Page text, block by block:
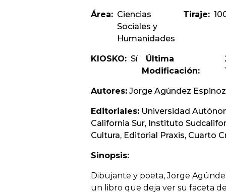
Área: Ciencias
Sociales y
Humanidades
Tiraje:
KIOSKO: Sí
Última
Modificación:
Autores: Jorge Agúndez
Editoriales: Universidad
California Sur, Instituto
Cultura, Editorial Praxis, Cuarto
Sinopsis:
Dibujante y poeta, Jorge
un libro que deja ver su faceta